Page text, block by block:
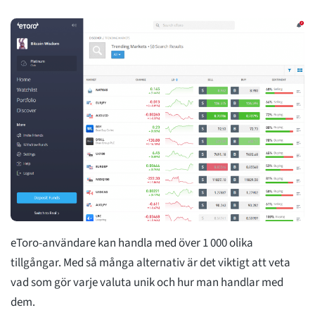
eToro-användare kan handla med över 1 000 olika
tillgångar. Med så många alternativ är det viktigt att veta
vad som gör varje valuta unik och hur man handlar med
dem.